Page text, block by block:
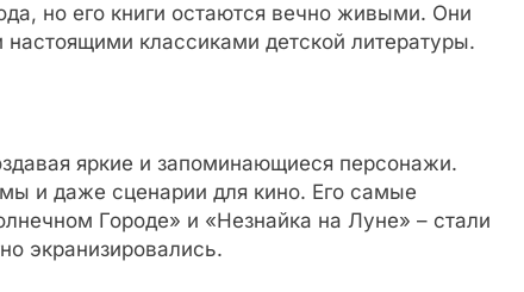
но его книги остаются вечно живыми. Они
классиками детской литературы.
яркие и запоминающиеся персонажи.
и даже сценарии для кино. Его самые
Городе» и «Незнайка на Луне» – стали
экранизировались.